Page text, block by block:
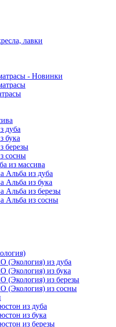
лавки
- Новинки
дуба
бука
березы
сосны
из массива
Альба из дуба
Альба из бука
Альба из березы
Альба из сосны
(Экология) из дуба
(Экология) из бука
(Экология) из березы
(Экология) из сосны
из дуба
из бука
из березы